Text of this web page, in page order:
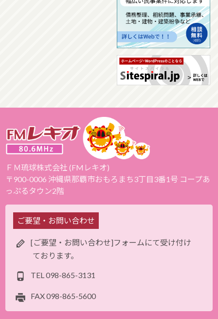
ＦＭ琉球株式会社 (FMレキオ)
〒900-0006 沖縄県那覇市おもろまち3丁目3番1号 コープあ
っぷるタウン2階
ご要望・お問い合わせ
[ご要望・お問い合わせ]フォームにて受け付け
ております。
TEL098-865-3131
FAX098-865-5600